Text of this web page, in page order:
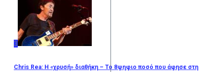
3
Chris Rea: Η «χρυσή» διαθήκη – To 8ψηφιο ποσό που άφησε στη